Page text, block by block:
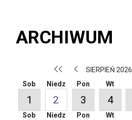
ARCHIWUM
SIERPIEŃ 2026
Sob
1
Niedz
2
Pon
3
Wt
4
Sob Niedz Pon Wt